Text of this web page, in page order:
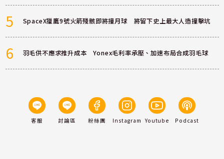
5 SpaceX獵鷹9號火箭殘骸即將撞月球 將留下史上最大人造撞擊坑
6 羽毛供不應求推升成本 Yonex毛利率承壓、加速布局合成羽毛球
客服 討論區 粉絲團 Instagram Youtube Podcast